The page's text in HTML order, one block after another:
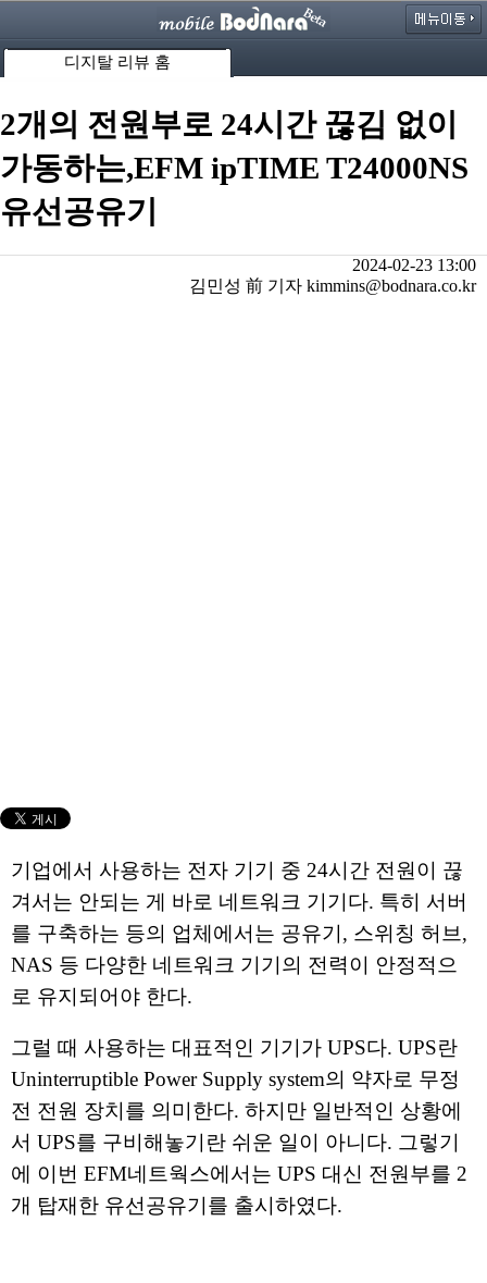
디지탈 리뷰 홈
2개의 전원부로 24시간 끊김 없이
가동하는,EFM ipTIME T24000NS
유선공유기
2024-02-23 13:00
김민성 前 기자 kimmins@bodnara.co.kr
기업에서 사용하는 전자 기기 중 24시간 전원이 끊
겨서는 안되는 게 바로 네트워크 기기다. 특히 서버
를 구축하는 등의 업체에서는 공유기, 스위칭 허브,
NAS 등 다양한 네트워크 기기의 전력이 안정적으
로 유지되어야 한다.
그럴 때 사용하는 대표적인 기기가 UPS다. UPS란
Uninterruptible Power Supply system의 약자로 무정
전 전원 장치를 의미한다. 하지만 일반적인 상황에
서 UPS를 구비해놓기란 쉬운 일이 아니다. 그렇기
에 이번 EFM네트웍스에서는 UPS 대신 전원부를 2
개 탑재한 유선공유기를 출시하였다.